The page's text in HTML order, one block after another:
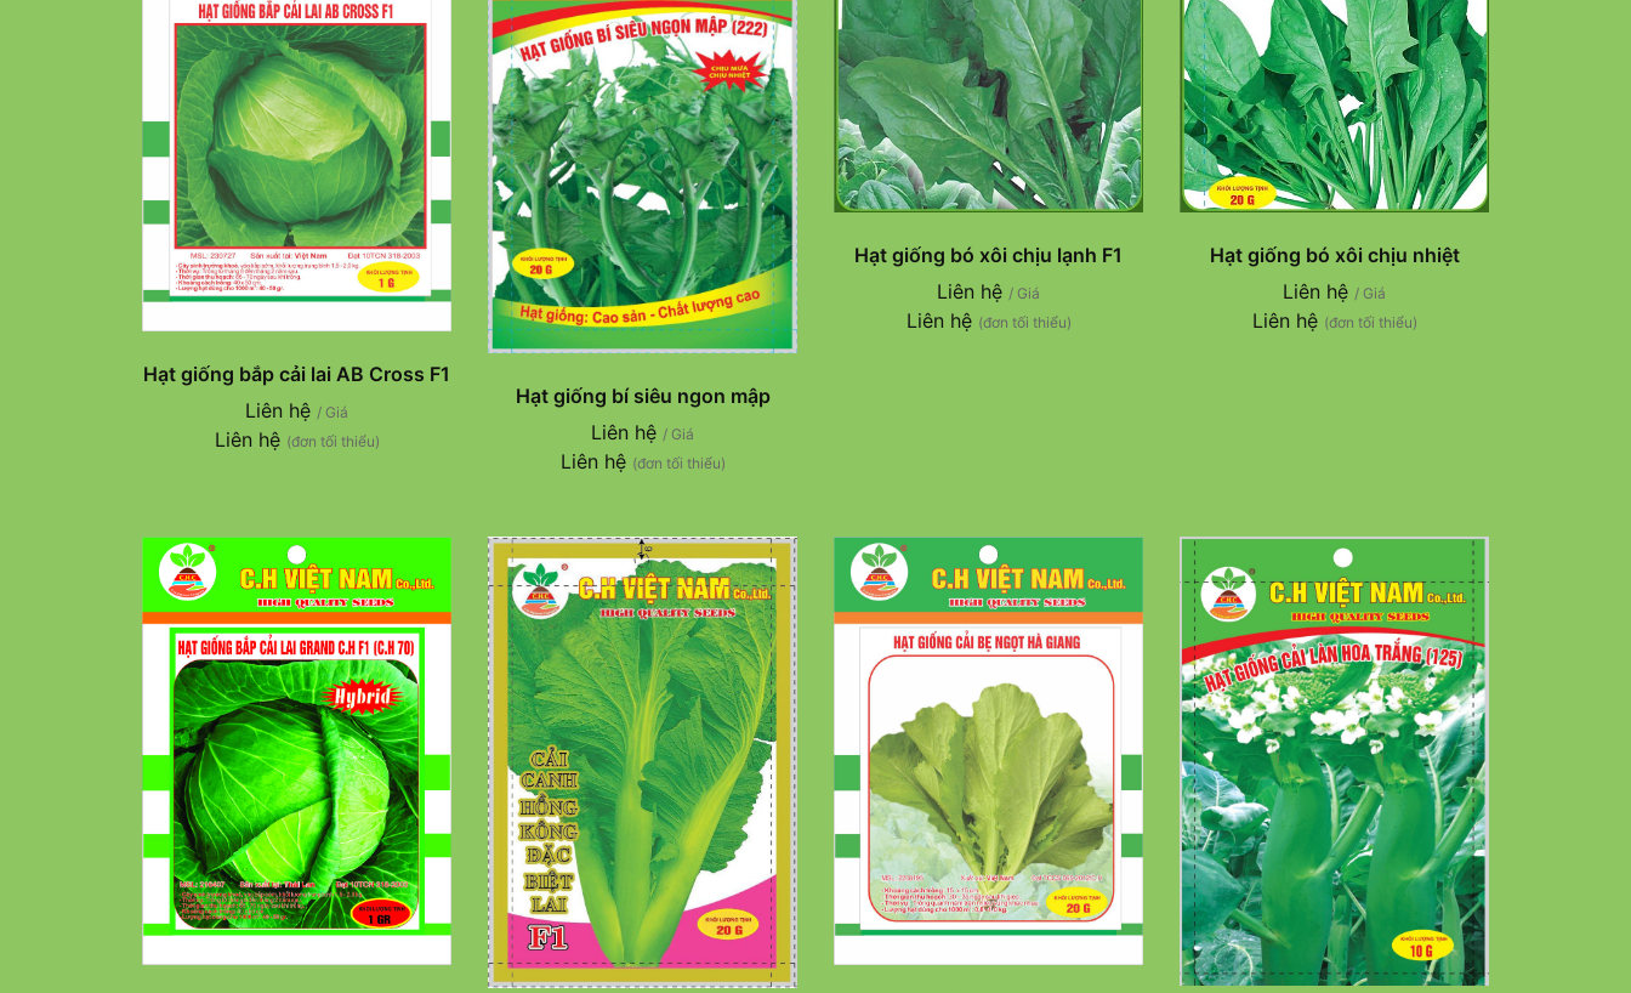
Hạt giống bắp cải lai AB Cross F1
Liên hệ / Giá
Liên hệ (đơn tối thiểu)
Hạt giống bí siêu ngon mập
Liên hệ / Giá
Liên hệ (đơn tối thiểu)
Hạt giống bó xôi chịu lạnh F1
Liên hệ / Giá
Liên hệ (đơn tối thiểu)
Hạt giống bó xôi chịu nhiệt
Liên hệ / Giá
Liên hệ (đơn tối thiểu)